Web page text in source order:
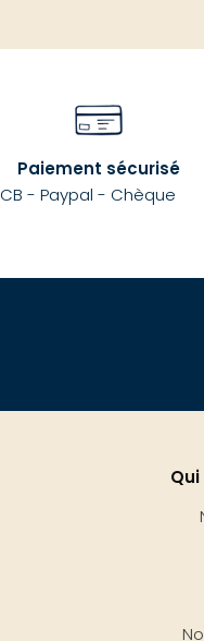
Paiement sécurisé
CB - Paypal - Chèque